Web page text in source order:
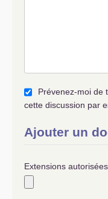
Prévenez-moi de
cette discussion par
Ajouter un
Extensions